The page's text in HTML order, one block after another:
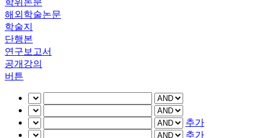
학위논문
해외학술논문
학술지
단행본
연구보고서
공개강의
버튼
추가
추가